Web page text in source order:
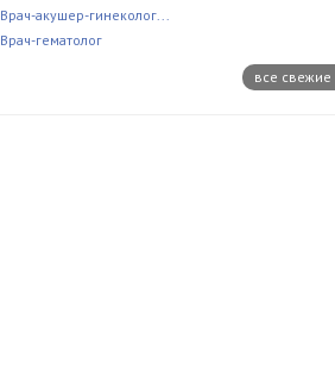
Врач-акушер-гинеколог...
Врач-гематолог
все свежие